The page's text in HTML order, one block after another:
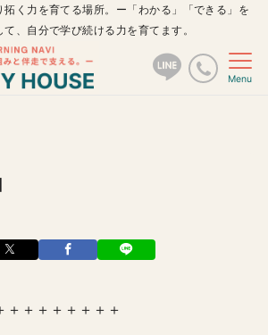
く力を育てる場所。ー「わかる」「できる」を
、自分で学び続ける力を育てます。
Menu
＋＋＋＋＋＋＋＋